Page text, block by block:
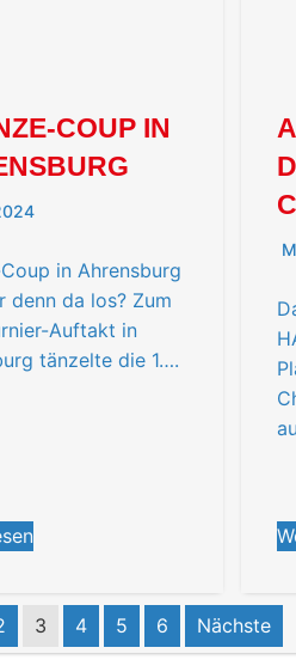
COUP IN
in Ahrensburg
denn da los? Zum
Auftakt in
tänzelte die 1….
3 4 5 6 Nächste